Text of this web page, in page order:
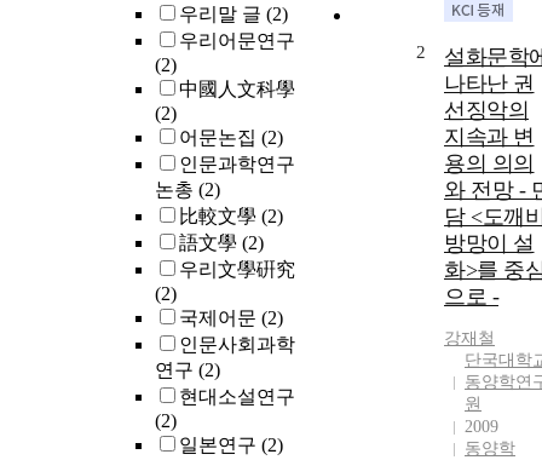
우리말 글 (2)
우리어문연구
(2)
中國人文科學
(2)
어문논집 (2)
인문과학연구
논총 (2)
比較文學 (2)
語文學 (2)
우리文學硏究
(2)
국제어문 (2)
인문사회과학
연구 (2)
현대소설연구
(2)
일본연구 (2)
2
설화문학
나타난 권
선징악의
지속과 변
용의 의의
와 전망 -
담 <도깨
방망이 설
화>를 중
으로 -
강재철
단국대학
동양학연
원
2009
동양학